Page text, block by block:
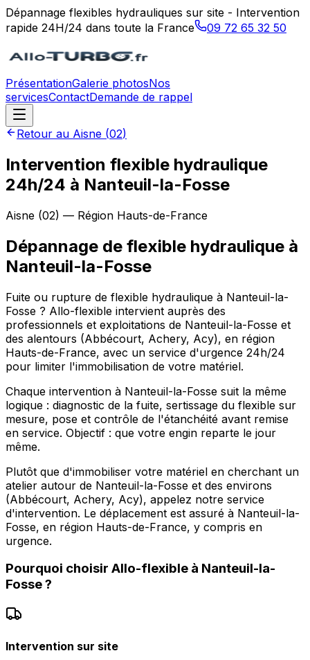
Dépannage flexibles hydrauliques sur site - Intervention
rapide 24H/24 dans toute la France
09 72 65 32 50
PrésentationGalerie photosNos
servicesContactDemande de rappel
Retour au Aisne (02)
Intervention flexible hydraulique
24h/24 à Nanteuil-la-Fosse
Aisne (02) — Région Hauts-de-France
Dépannage de flexible hydraulique à
Nanteuil-la-Fosse
Fuite ou rupture de flexible hydraulique à Nanteuil-la-
Fosse ? Allo-flexible intervient auprès des
professionnels et exploitations de Nanteuil-la-Fosse et
des alentours (Abbécourt, Achery, Acy), en région
Hauts-de-France, avec un service d'urgence 24h/24
pour limiter l'immobilisation de votre matériel.
Chaque intervention à Nanteuil-la-Fosse suit la même
logique : diagnostic de la fuite, sertissage du flexible sur
mesure, pose et contrôle de l'étanchéité avant remise
en service. Objectif : que votre engin reparte le jour
même.
Plutôt que d'immobiliser votre matériel en cherchant un
atelier autour de Nanteuil-la-Fosse et des environs
(Abbécourt, Achery, Acy), appelez notre service
d'intervention. Le déplacement est assuré à Nanteuil-la-
Fosse, en région Hauts-de-France, y compris en
urgence.
Pourquoi choisir Allo-flexible à Nanteuil-la-
Fosse?
Intervention sur site